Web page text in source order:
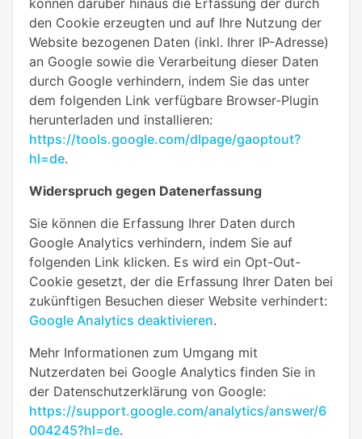
den Cookie erzeugten und auf Ihre Nutzung der
Website bezogenen Daten (inkl. Ihrer IP-Adresse)
an Google sowie die Verarbeitung dieser Daten
durch Google verhindern, indem Sie das unter
dem folgenden Link verfügbare Browser-Plugin
herunterladen und installieren:
https://tools.google.com/dlpage/gaoptout?
hl=de.
Widerspruch gegen Datenerfassung
Sie können die Erfassung Ihrer Daten durch
Google Analytics verhindern, indem Sie auf
folgenden Link klicken. Es wird ein Opt-Out-
Cookie gesetzt, der die Erfassung Ihrer Daten bei
zukünftigen Besuchen dieser Website verhindert:
Google Analytics deaktivieren.
Mehr Informationen zum Umgang mit
Nutzerdaten bei Google Analytics finden Sie in
der Datenschutzerklärung von Google:
https://support.google.com/analytics/answer/6
004245?hl=de.